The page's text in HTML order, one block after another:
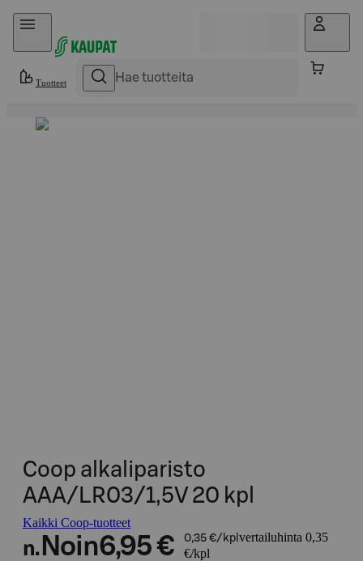
Hyppää sisältöön
Tuotteet
Coop alkaliparisto
AAA/LR03/1,5V 20 kpl
Kaikki Coop-tuotteet
n. Noin6,95 € 0,35 €/kpl vertailuhinta 0,35
€/kpl